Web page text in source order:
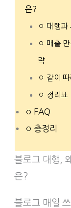
은?
대행과
매출
략
같이
정리표
FAQ
총정리
블로그 대행,
은?
블로그 매일